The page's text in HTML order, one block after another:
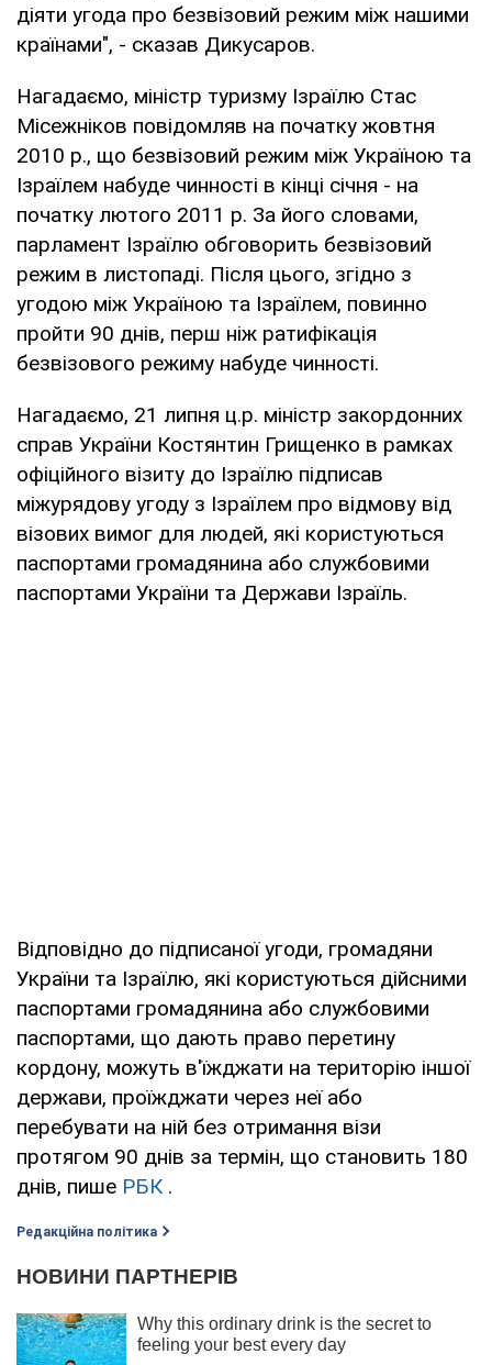
діяти угода про безвізовий режим між нашими
країнами", - сказав Дикусаров.
Нагадаємо, міністр туризму Ізраїлю Стас
Місежніков повідомляв на початку жовтня
2010 р., що безвізовий режим між Україною та
Ізраїлем набуде чинності в кінці січня - на
початку лютого 2011 р. За його словами,
парламент Ізраїлю обговорить безвізовий
режим в листопаді. Після цього, згідно з
угодою між Україною та Ізраїлем, повинно
пройти 90 днів, перш ніж ратифікація
безвізового режиму набуде чинності.
Нагадаємо, 21 липня ц.р. міністр закордонних
справ України Костянтин Грищенко в рамках
офіційного візиту до Ізраїлю підписав
міжурядову угоду з Ізраїлем про відмову від
візових вимог для людей, які користуються
паспортами громадянина або службовими
паспортами України та Держави Ізраїль.
Відповідно до підписаної угоди, громадяни
України та Ізраїлю, які користуються дійсними
паспортами громадянина або службовими
паспортами, що дають право перетину
кордону, можуть в'їжджати на територію іншої
держави, проїжджати через неї або
перебувати на ній без отримання візи
протягом 90 днів за термін, що становить 180
днів, пише РБК.
Редакційна політика